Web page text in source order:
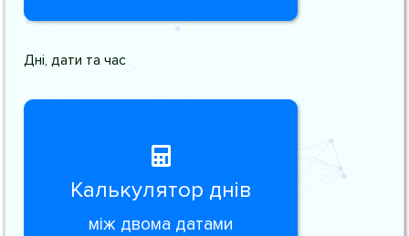
Дні, дати та час
Калькулятор днів
між двома датами